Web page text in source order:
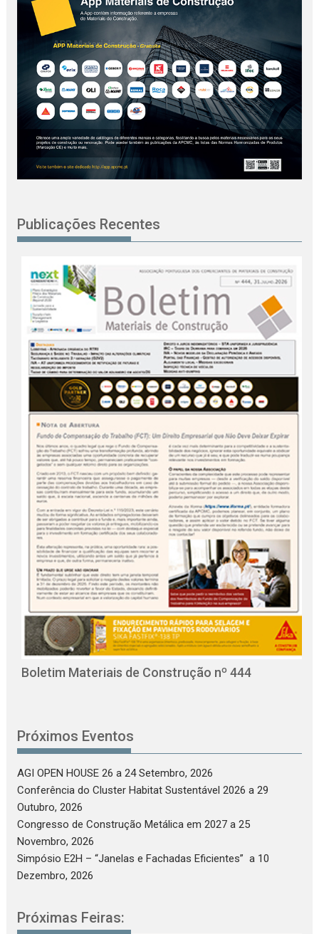
Publicações Recentes
Boletim Materiais de Construção nº 444
Próximos Eventos
AGI OPEN HOUSE 26 a 24 Setembro, 2026
Conferência do Cluster Habitat Sustentável 2026 a 29
Outubro, 2026
Congresso de Construção Metálica em 2027 a 25
Novembro, 2026
Simpósio E2H – “Janelas e Fachadas Eficientes” a 10
Dezembro, 2026
Próximas Feiras: